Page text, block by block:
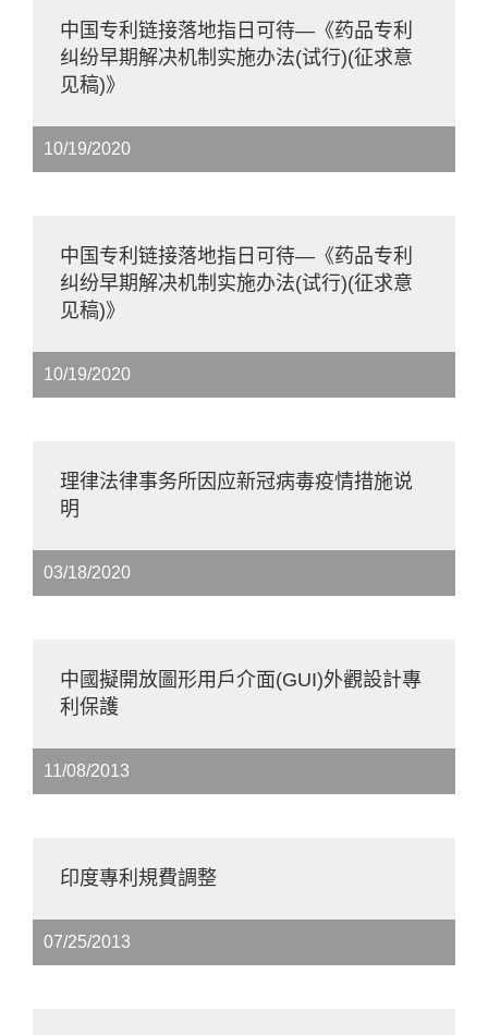
中国专利链接落地指日可待—《药品专利
纠纷早期解决机制实施办法(试行)(征求意
见稿)》
10/19/2020
中国专利链接落地指日可待—《药品专利
纠纷早期解决机制实施办法(试行)(征求意
见稿)》
10/19/2020
理律法律事务所因应新冠病毒疫情措施说
明
03/18/2020
中國擬開放圖形用戶介面(GUI)外觀設計專
利保護
11/08/2013
印度專利規費調整
07/25/2013